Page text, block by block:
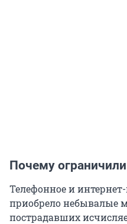
Почему
Телефонное и
приобрело небывалые
пострадавших